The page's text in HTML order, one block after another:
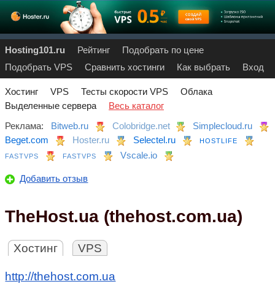
Hosting101.ru Рейтинг
Подобрать по цене
Подобрать VPS
Сравнить хостинги Как выбрать Вход
Хостинг VPS Тесты скорости VPS
Облака
Выделенные сервера
Весь каталог
Реклама:
Bitweb.ru Colobridge.net
Simplecloud.ru
Beget.com
Hoster.ru Selectel.ru HOSTLIFE
FASTVPS FASTVPS Vscale.io
Добавить отзыв
TheHost.ua (thehost.com.ua)
Хостинг VPS
http://thehost.com.ua